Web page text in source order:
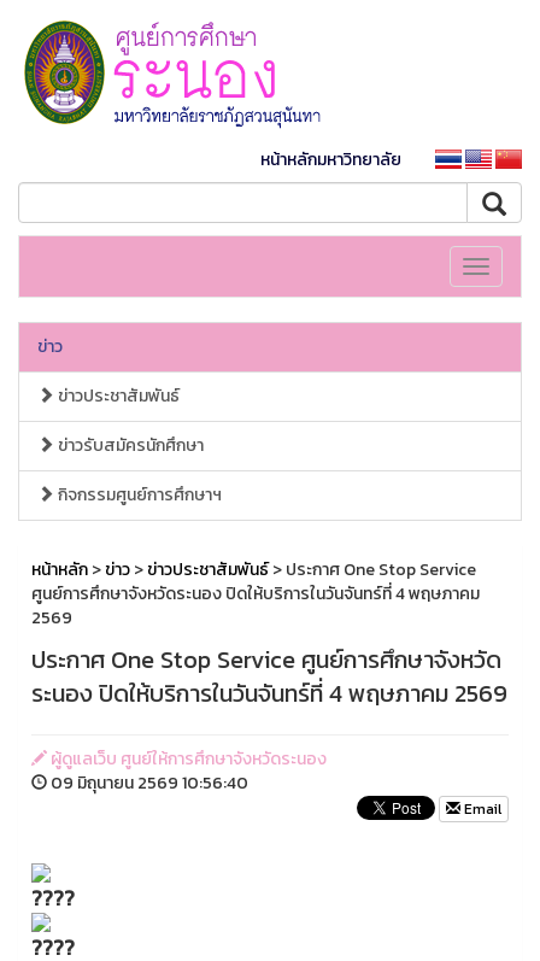
หน้าหลักมหาวิทยาลัย
Toggle
ข่าว
ข่าวประชาสัมพันธ์
ข่าวรับสมัครนักศึกษา
กิจกรรมศูนย์การศึกษาฯ
หน้าหลัก>ข่าว>ข่าวประชาสัมพันธ์> ประกาศ One Stop Service
ศูนย์การศึกษาจังหวัดระนอง ปิดให้บริการในวันจันทร์ที่ 4 พฤษภาคม
2569
ประกาศ One Stop Service ศูนย์การศึกษาจังหวัด
ระนอง ปิดให้บริการในวันจันทร์ที่ 4 พฤษภาคม 2569
ผู้ดูแลเว็บ ศูนย์ให้การศึกษาจังหวัดระนอง
09 มิถุนายน 2569 10:56:40
Email